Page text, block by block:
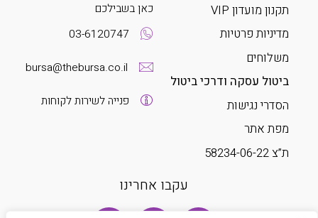
תקנון מועדון VIP
מדיניות פרטיות
משלוחים
ביטול עסקה ודרכי ביטול
הסדרי נגישות
מפת אתר
ת”צ 58234-06-22
כאן בשבילכם
03-6120747
bursa@thebursa.co.il
פנייה לשירות לקוחות
עקבו אחרינו